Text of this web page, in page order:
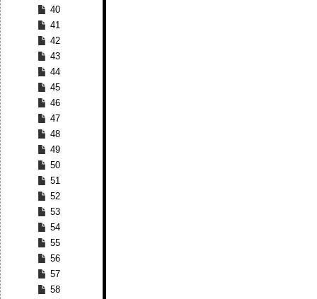
40
41
42
43
44
45
46
47
48
49
50
51
52
53
54
55
56
57
58